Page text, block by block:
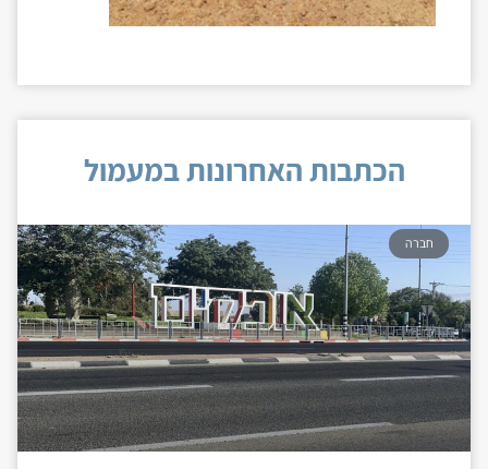
הכתבות האחרונות במעמול
חברה